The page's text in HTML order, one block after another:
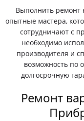
Выполнить ремонт
опытные мастера,
сотрудничают с
необходимо
производителя и
возможность по
долгосрочную
Ремонт